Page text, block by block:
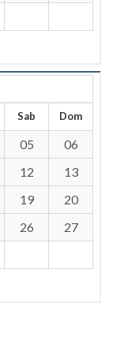
Sab Dom
05
06
12
13
19
20
26
27